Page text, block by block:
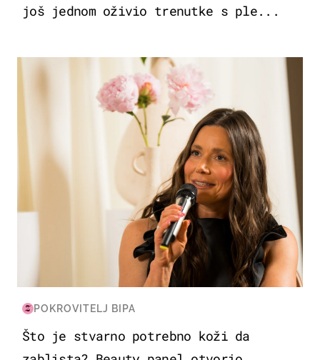
još jednom oživio trenutke s ple...
MODA & LJEPOTA
POKROVITELJ BIPA
Što je stvarno potrebno koži da